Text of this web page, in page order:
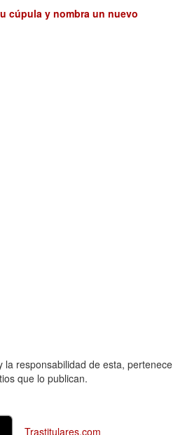
cúpula y nombra un nuevo
la responsabilidad de esta, pertenece
que lo publican.
Trastitulares.com